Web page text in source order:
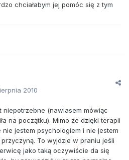
chciałabym jej pomóc się z tym
2010
niepotrzebne (nawiasem mówiąc
na początku). Mimo że dzięki terapii
jestem psychologiem i nie jestem
To wyjdzie w praniu jeśli
jako taką oczywiście da się